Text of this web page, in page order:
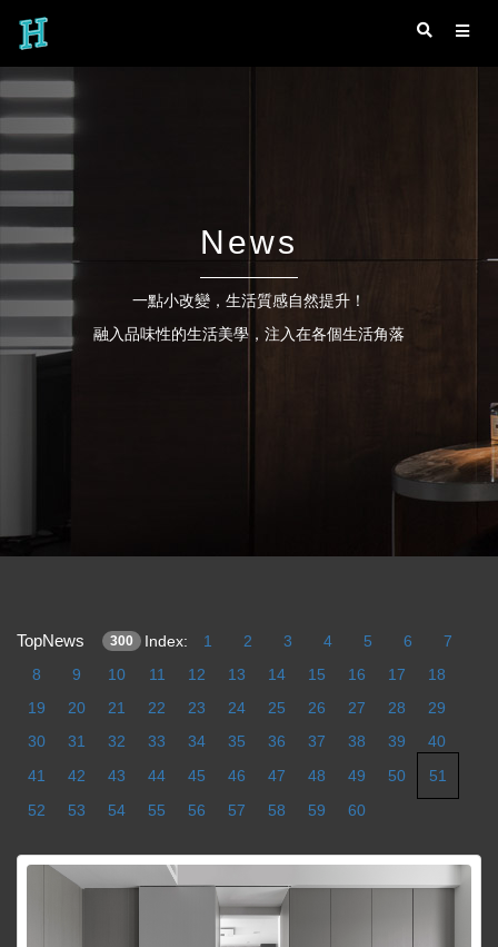
News
一點小改變，生活質感自然提升！
融入品味性的生活美學，注入在各個生活角落
TopNews 300 Index: 1 2 3 4 5 6
7
8
9 10 11 12 13 14 15 16 17
18
19
20 21 22 23 24 25 26 27 28
29
30
31 32 33 34 35 36 37 38 39
40
41
42 43 44 45 46 47 48 49 50
51
52
53 54 55 56 57 58 59 60